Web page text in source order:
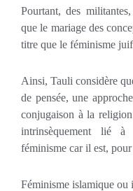
Pourtant, des
que le mariage des
titre que le féminisme
Ainsi, Tauli considère
de pensée, une
conjugaison à la
intrinsèquement lié
féminisme car il est, pour
Féminisme islamique ou